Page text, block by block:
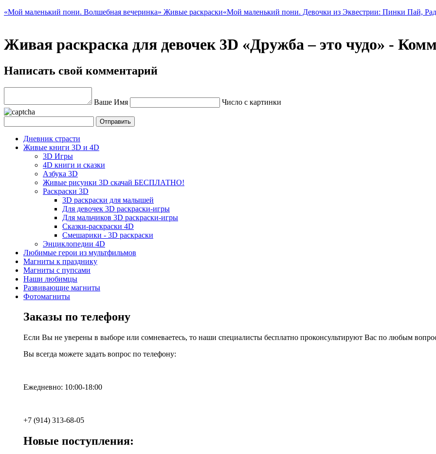
«Мой маленький пони. Волшебная вечеринка» Живые раскраски«Мой маленький пони. Девочки из Эквестрии: Пинки Пай,
Живая раскраска для девочек 3D «Дружба – это чудо» -
Написать свой комментарий
Ваше Имя Число с картинки
Дневник страсти
Живые книги 3D и 4D
3D Игры
4D книги и сказки
Азбука 3D
Живые рисунки 3D скачай БЕСПЛАТНО!
Раскраски 3D
3D раскраски для малышей
Для девочек 3D раскраски-игры
Для мальчиков 3D раскраски-игры
Сказки-раскраски 4D
Смешарики - 3D раскраски
Энциклопедии 4D
Любимые герои из мультфильмов
Магниты к празднику
Магниты с пупсами
Наши любимцы
Развивающие магниты
Фотомагниты
Заказы по телефону
Если Вы не уверены в выборе или сомневаетесь, то наши специалисты бесплатно проконсультируют Вас по любым
Вы всегда можете задать вопрос по телефону:
Ежедневно: 10:00-18:00
+7 (914) 313-68-05
Новые поступления: